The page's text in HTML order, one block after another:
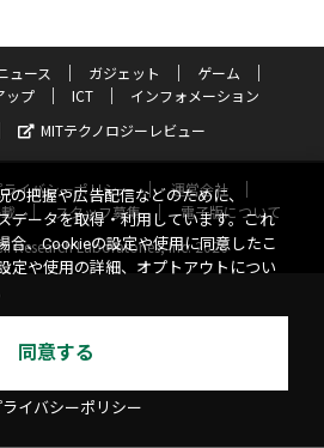
ュース ガジェット
ゲーム
ップ ICT
インフォメーション
MITテクノロジーレビュー
イバシーポリシー
運営会社
スタッフ募集
電子版について
Research Laboratories, Inc. 2026
の把握や広告配信などのために、
データを取得・利用しています。これ
合、Cookieの設定や使用に同意したこ
定や使用の詳細、オプトアウトについ
同意する
イバシーポリシー